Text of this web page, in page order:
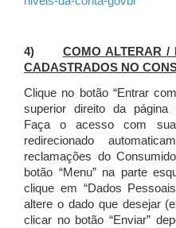
4) COMO ALTERAR /
CADASTRADOS NO
Clique no botão “Entrar
superior direito da página
Faça o acesso com
redirecionado
reclamações do
botão “Menu” na parte
clique em “Dados
altere o dado que desejar
clicar no botão “Enviar”